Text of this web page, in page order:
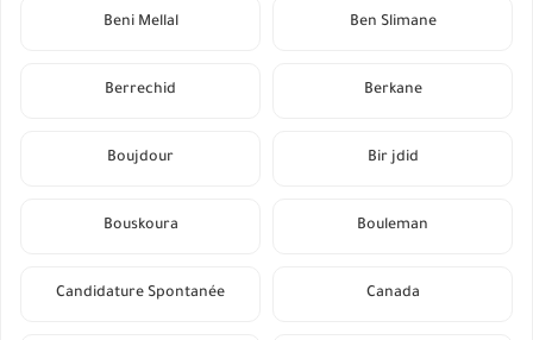
Ben Slimane
Beni Mellal
Berkane
Berrechid
Bir jdid
Boujdour
Bouleman
Bouskoura
Canada
Candidature Spontanée